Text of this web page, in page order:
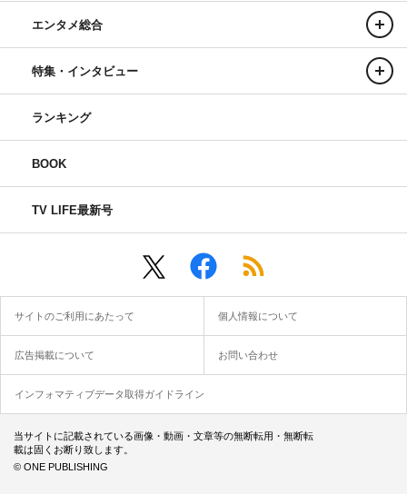
エンタメ総合
特集・インタビュー
ランキング
BOOK
TV LIFE最新号
サイトのご利用にあたって 個人情報について
広告掲載について お問い合わせ
インフォマティブデータ取得ガイドライン
当サイトに記載されている画像・動画・文章等の無断転用・無断転
載は固くお断り致します。
© ONE PUBLISHING